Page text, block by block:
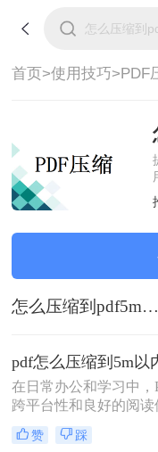
首页>使用技巧>PDF
怎么压缩到pdf5m以内
在日常办公和学习中，
跨平台性和良好的阅读
迎。然而，有时PDF文
占用存储空间，还会影
赞 踩